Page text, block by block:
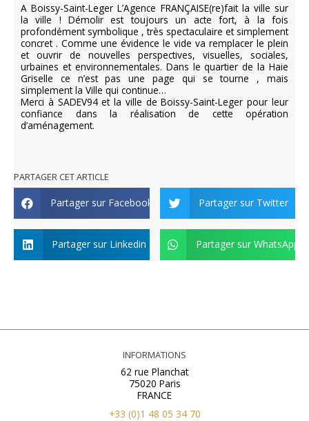
A Boissy-Saint-Leger L’Agence FRANÇAISE(re)fait la ville sur
la ville ! Démolir est toujours un acte fort, à la fois
profondément symbolique , très spectaculaire et simplement
concret . Comme une évidence le vide va remplacer le plein
et ouvrir de nouvelles perspectives, visuelles, sociales,
urbaines et environnementales. Dans le quartier de la Haie
Griselle ce n’est pas une page qui se tourne , mais
simplement la Ville qui continue…
Merci à SADEV94 et la ville de Boissy-Saint-Leger pour leur
confiance dans la réalisation de cette opération
d’aménagement.
PARTAGER CET ARTICLE
Partager sur Facebook Partager sur Twitter
Partager sur Linkedin Partager sur WhatsApp
INFORMATIONS
62 rue Planchat
75020 Paris
FRANCE
+33 (0)1 48 05 34 70